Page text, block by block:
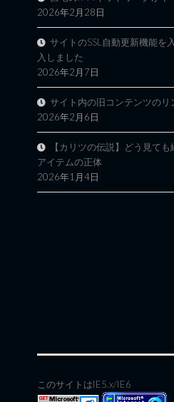
2026年2月28日
サイトのSSL自動更新機能を
入しました
2026年2月7日
サイト内の旧コンテンツのリ
2026年2月6日
【カリツの伝説】どう見て
アイテムの正体
2026年1月4日
このサイトはIE5.x/IE6